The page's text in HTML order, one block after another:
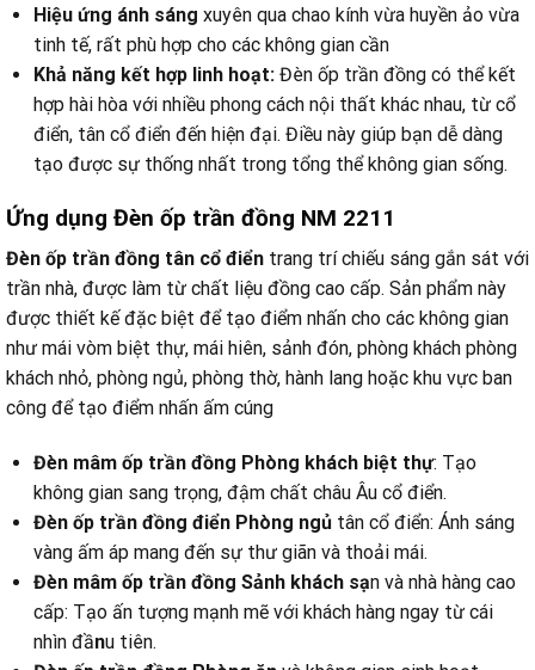
Hiệu ứng ánh sáng xuyên qua chao kính vừa huyền ảo vừa
tinh tế, rất phù hợp cho các không gian cần
Khả năng kết hợp linh hoạt: Đèn ốp trần đồng có thể kết
hợp hài hòa với nhiều phong cách nội thất khác nhau, từ cổ
điển, tân cổ điển đến hiện đại. Điều này giúp bạn dễ dàng
tạo được sự thống nhất trong tổng thể không gian sống.
Ứng dụng Đèn ốp trần đồng NM 2211
Đèn ốp trần đồng tân cổ điển trang trí chiếu sáng gắn sát với
trần nhà, được làm từ chất liệu đồng cao cấp. Sản phẩm này
được thiết kế đặc biệt để tạo điểm nhấn cho các không gian
như mái vòm biệt thự, mái hiên, sảnh đón, phòng khách phòng
khách nhỏ, phòng ngủ, phòng thờ, hành lang hoặc khu vực ban
công để tạo điểm nhấn ấm cúng
Đèn mâm ốp trần đồng Phòng khách biệt thự: Tạo
không gian sang trọng, đậm chất châu Âu cổ điển.
Đèn ốp trần đồng điển Phòng ngủ tân cổ điển: Ánh sáng
vàng ấm áp mang đến sự thư giãn và thoải mái.
Đèn mâm ốp trần đồng Sảnh khách sạn và nhà hàng cao
cấp: Tạo ấn tượng mạnh mẽ với khách hàng ngay từ cái
nhìn đầnu tiên.